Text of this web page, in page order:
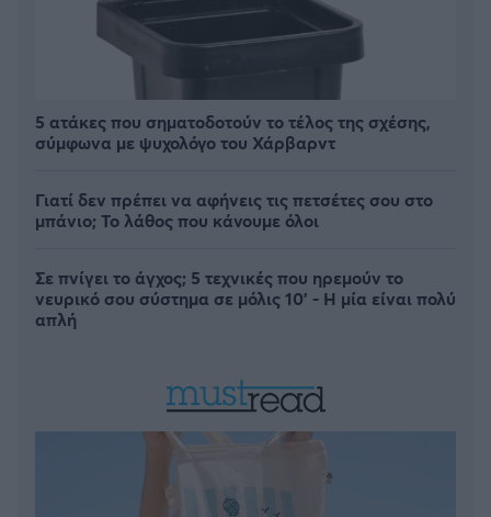
5 ατάκες που σηματοδοτούν το τέλος της σχέσης,
σύμφωνα με ψυχολόγο του Χάρβαρντ
Γιατί δεν πρέπει να αφήνεις τις πετσέτες σου στο
μπάνιο; Το λάθος που κάνουμε όλοι
Σε πνίγει το άγχος; 5 τεχνικές που ηρεμούν το
νευρικό σου σύστημα σε μόλις 10' - Η μία είναι πολύ
απλή